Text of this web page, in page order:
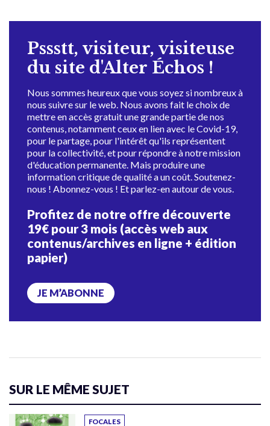
Pssstt, visiteur, visiteuse
du site d'Alter Échos !
Nous sommes heureux que vous soyez si nombreux à
nous suivre sur le web. Nous avons fait le choix de
mettre en accès gratuit une grande partie de nos
contenus, notamment ceux en lien avec le Covid-19,
pour le partage, pour l'intérêt qu'ils représentent
pour la collectivité, et pour répondre à notre mission
d'éducation permanente. Mais produire une
information critique de qualité a un coût. Soutenez-
nous ! Abonnez-vous ! Et parlez-en autour de vous.
Profitez de notre offre découverte
19€ pour 3 mois (accès web aux
contenus/archives en ligne + édition
papier)
JE M’ABONNE
SUR LE MÊME SUJET
FOCALES